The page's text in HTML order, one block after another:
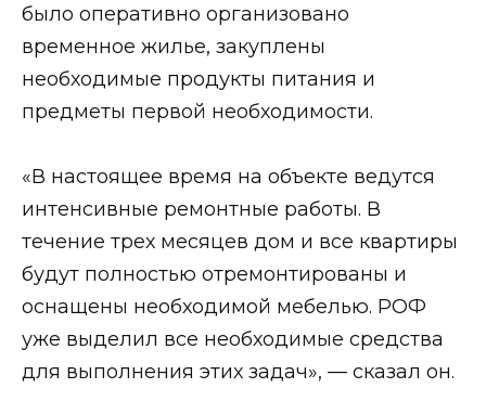
было оперативно организовано
временное жилье, закуплены
необходимые продукты питания и
предметы первой необходимости.
«В настоящее время на объекте ведутся
интенсивные ремонтные работы. В
течение трех месяцев дом и все квартиры
будут полностью отремонтированы и
оснащены необходимой мебелью. РОФ
уже выделил все необходимые средства
для выполнения этих задач», — сказал он.